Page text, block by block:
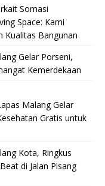
Somasi
Space: Kami
Kualitas Bangunan
Gelar Porseni,
Kemerdekaan
Malang Gelar
Gratis untuk
Kota, Ringkus
di Jalan Pisang